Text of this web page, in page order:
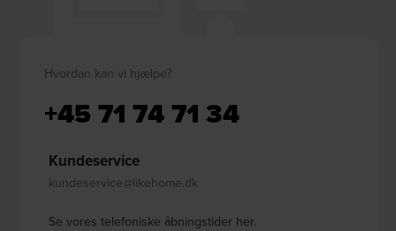
Hvordan kan vi hjælpe?
+45 71 74 71 34
Kundeservice
kundeservice@likehome.dk
Se vores telefoniske åbningstider her.